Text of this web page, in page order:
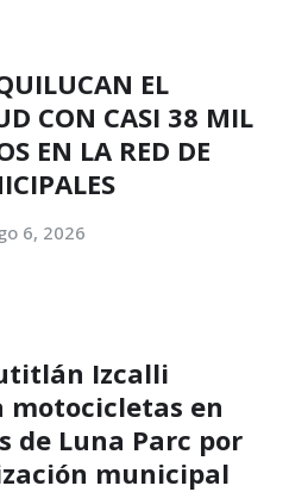
EL
CON CASI 38 MIL
EN LA RED DE
6, 2026
Izcalli
motocicletas en
de Luna Parc por
municipal